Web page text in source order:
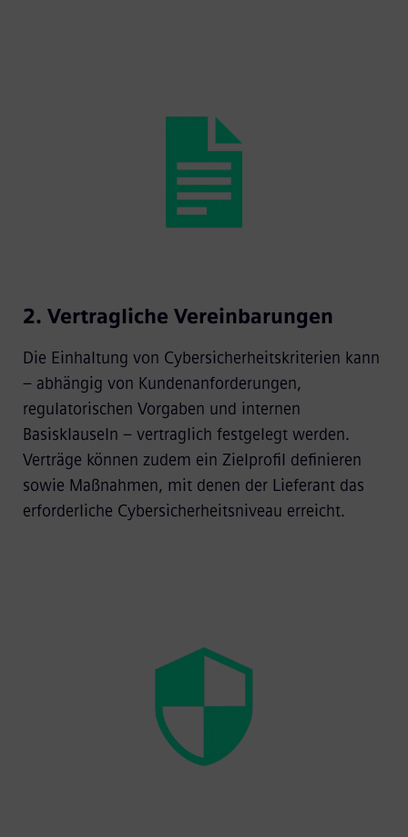
2. Vertragliche Vereinbarungen
Die Einhaltung von Cybersicherheitskriterien kann
– abhängig von Kundenanforderungen,
regulatorischen Vorgaben und internen
Basisklauseln – vertraglich festgelegt werden.
Verträge können zudem ein Zielprofil definieren
sowie Maßnahmen, mit denen der Lieferant das
erforderliche Cybersicherheitsniveau erreicht.